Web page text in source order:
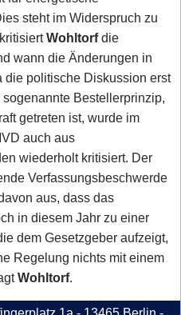
steht im Widerspruch zu
Wohltorfdie
wann die Änderungen in
die politische Diskussion erst
Bestellerprinzip,
getreten ist, wurde im
auch aus
wiederholt kritisiert. Der
Verfassungsbeschwerde
aus, dass das
in diesem Jahr zu einer
dem Gesetzgeber aufzeigt,
Regelung nichts mit einem
Wohltorf.